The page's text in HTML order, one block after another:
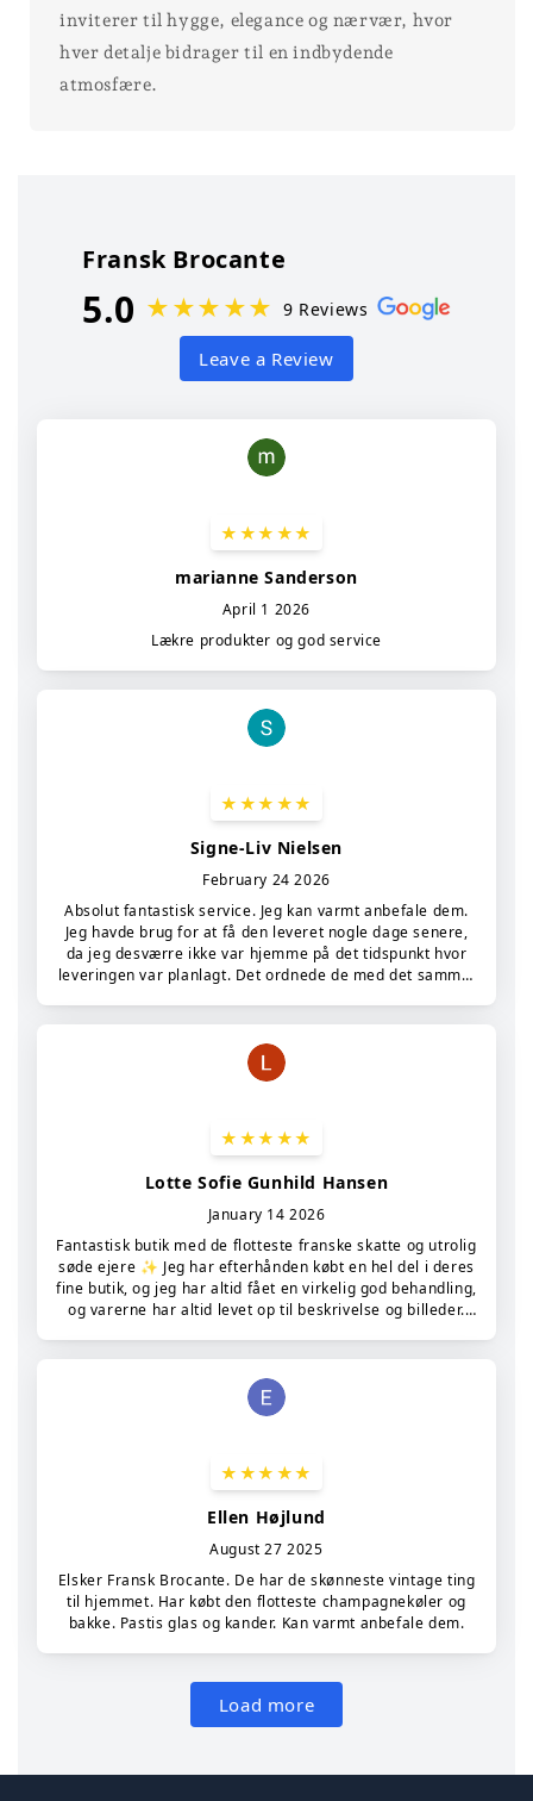
inviterer til hygge, elegance og nærvær, hvor
hver detalje bidrager til en indbydende
atmosfære.